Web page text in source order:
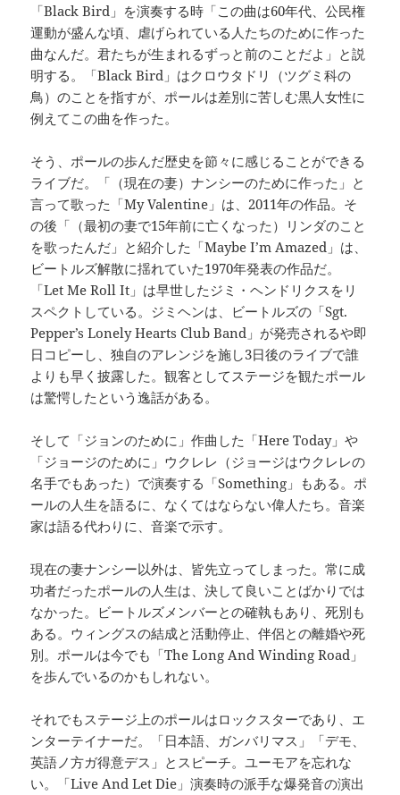
「Black Bird」を演奏する時「この曲は60年代、公民権
運動が盛んな頃、虐げられている人たちのために作った
曲なんだ。君たちが生まれるずっと前のことだよ」と説
明する。「Black Bird」はクロウタドリ（ツグミ科の
鳥）のことを指すが、ポールは差別に苦しむ黒人女性に
例えてこの曲を作った。
そう、ポールの歩んだ歴史を節々に感じることができる
ライブだ。「（現在の妻）ナンシーのために作った」と
言って歌った「My Valentine」は、2011年の作品。そ
の後「（最初の妻で15年前に亡くなった）リンダのこと
を歌ったんだ」と紹介した「Maybe I’m Amazed」は、
ビートルズ解散に揺れていた1970年発表の作品だ。
「Let Me Roll It」は早世したジミ・ヘンドリクスをリ
スペクトしている。ジミヘンは、ビートルズの「Sgt.
Pepper’s Lonely Hearts Club Band」が発売されるや即
日コピーし、独自のアレンジを施し3日後のライブで誰
よりも早く披露した。観客としてステージを観たポール
は驚愕したという逸話がある。
そして「ジョンのために」作曲した「Here Today」や
「ジョージのために」ウクレレ（ジョージはウクレレの
名手でもあった）で演奏する「Something」もある。ポ
ールの人生を語るに、なくてはならない偉人たち。音楽
家は語る代わりに、音楽で示す。
現在の妻ナンシー以外は、皆先立ってしまった。常に成
功者だったポールの人生は、決して良いことばかりでは
なかった。ビートルズメンバーとの確執もあり、死別も
ある。ウィングスの結成と活動停止、伴侶との離婚や死
別。ポールは今でも「The Long And Winding Road」
を歩んでいるのかもしれない。
それでもステージ上のポールはロックスターであり、エ
ンターテイナーだ。「日本語、ガンバリマス」「デモ、
英語ノ方ガ得意デス」とスピーチ。ユーモアを忘れな
い。「Live And Let Die」演奏時の派手な爆発音の演出